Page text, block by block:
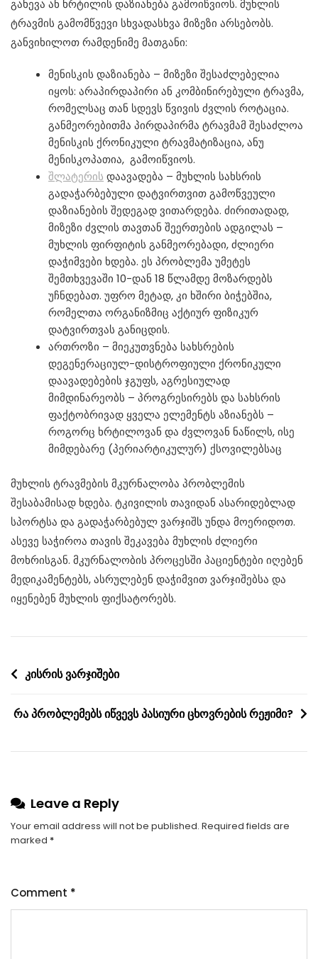
გახევა ან ხრტილის დაზიანება გამოიწვიოს. მუხლის
ტრავმის გამომწვევი სხვადასხვა მიზეზი არსებობს.
განვიხილოთ რამდენიმე მათგანი:
მენისკის დაზიანება – მიზეზი შესაძლებელია
იყოს: არაპირდაპირი ან კომბინირებული ტრავმა,
რომელსაც თან სდევს წვივის ძვლის როტაცია.
განმეორებითმა პირდაპირმა ტრავმამ შესაძლოა
მენისკის ქრონიკული ტრავმატიზაცია, ანუ
მენისკოპათია, გამოიწვიოს.
შლატერის დაავადება – მუხლის სახსრის
გადაჭარბებული დატვირთვით გამოწვეული
დაზიანების შედეგად ვითარდება. ძირითადად,
მიზეზი ძვლის თავთან შეერთების ადგილას –
მუხლის ფირფიტის განმეორებადი, ძლიერი
დაჭიმვები ხდება. ეს პრობლემა უმეტეს
შემთხვევაში 10-დან 18 წლამდე მოზარდებს
უჩნდებათ. უფრო მეტად, კი ხშირი ბიჭებშია,
რომელთა ორგანიზმიც აქტიურ ფიზიკურ
დატვირთვას განიცდის.
ართროზი – მიეკუთვნება სახსრების
დეგენერაციულ-დისტროფიული ქრონიკული
დაავადებების ჯგუფს, აგრესიულად
მიმდინარეობს – პროგრესირებს და სახსრის
ფაქტობრივად ყველა ელემენტს აზიანებს –
როგორც ხრტილოვან და ძვლოვან ნაწილს, ისე
მიმდებარე (პერიარტიკულურ) ქსოვილებსაც
მუხლის ტრავმების მკურნალობა პრობლემის
შესაბამისად ხდება. ტკივილის თავიდან ასარიდებლად
სპორტსა და გადაჭარბებულ ვარჯიშს უნდა მოერიდოთ.
ასევე საჭიროა თავის შეკავება მუხლის ძლიერი
მოხრისგან. მკურნალობის პროცესში პაციენტები იღებენ
მედიკამენტებს, ასრულებენ დაჭიმვით ვარჯიშებსა და
იყენებენ მუხლის ფიქსატორებს.
Post
კისრის ვარჯიშები
რა პრობლემებს იწვევს პასიური ცხოვრების რეჟიმი?
Leave a Reply
Your email address will not be published. Required fields are
marked *
Comment *